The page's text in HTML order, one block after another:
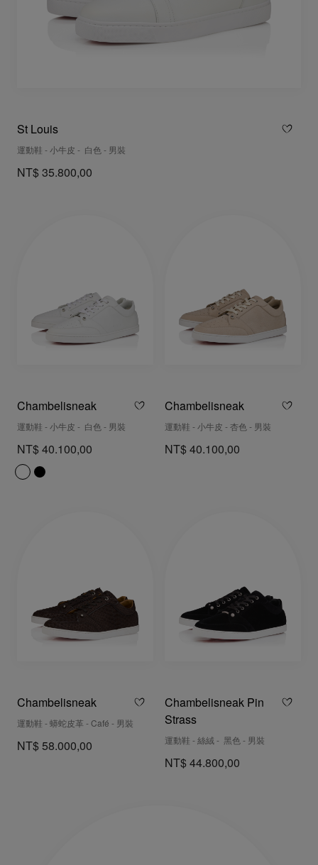
St Louis
運動鞋 - 小牛皮 - 白色 - 男裝
NT$ 35.800,00
Chambelisneak
運動鞋 - 小牛皮 - 白色 - 男裝
NT$ 40.100,00
Chambelisneak
運動鞋 - 小牛皮 - 杏色 - 男裝
NT$ 40.100,00
Chambelisneak
運動鞋 - 蟒蛇皮革 - Café - 男裝
NT$ 58.000,00
Chambelisneak Pin
Strass
運動鞋 - 絲絨 - 黑色 - 男裝
NT$ 44.800,00